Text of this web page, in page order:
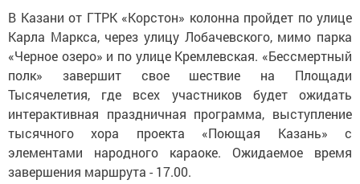
В Казани от ГТРК «Корстон» колонна пройдет по улице
Карла Маркса, через улицу Лобачевского, мимо парка
«Черное озеро» и по улице Кремлевская. «Бессмертный
полк» завершит свое шествие на Площади
Тысячелетия, где всех участников будет ожидать
интерактивная праздничная программа, выступление
тысячного хора проекта «Поющая Казань» с
элементами народного караоке. Ожидаемое время
завершения маршрута - 17.00.